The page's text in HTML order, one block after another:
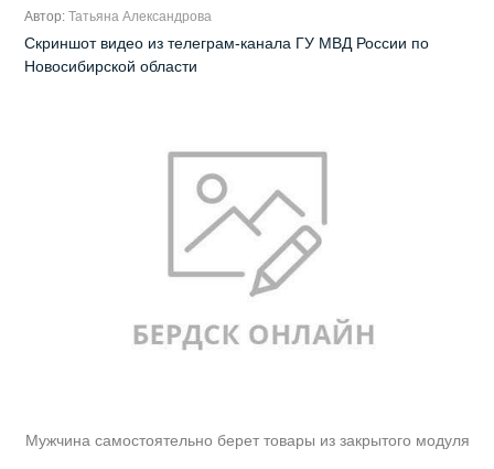
Автор:Татьяна Александрова
Скриншот видео из телеграм-канала ГУ МВД России по
Новосибирской области
Мужчина самостоятельно берет товары из закрытого модуля